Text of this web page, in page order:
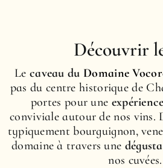
Découvrir
Le caveau du Domaine
pas du centre historique de
portes pour une
conviviale autour de nos vins.
typiquement bourguignon,
domaine à travers une
nos cuvées.